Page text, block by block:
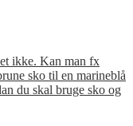
ikke. Kan man fx
sko til en marineblå
du skal bruge sko og